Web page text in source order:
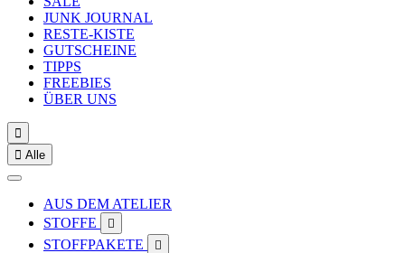
JUNK JOURNAL
RESTE-KISTE
GUTSCHEINE
TIPPS
FREEBIES
ÜBER UNS

 Alle
AUS DEM ATELIER
STOFFE

STOFFPAKETE 